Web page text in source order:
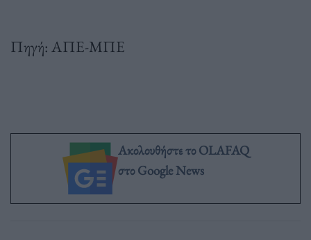
Πηγή: ΑΠΕ-ΜΠΕ
Ακολουθήστε το OLAFAQ
στο Google News